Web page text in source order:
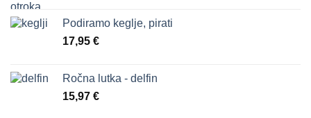
Podiramo keglje, pirati
17,95 €
Ročna lutka - delfin
15,97 €